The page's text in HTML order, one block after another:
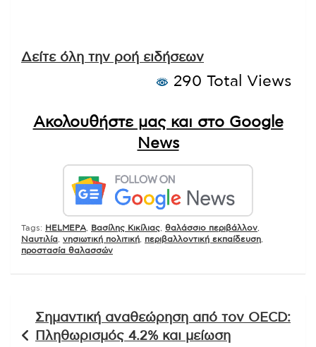
Δείτε όλη την ροή ειδήσεων
290 Total Views
Ακολουθήστε μας και στο Google
News
Tags: HELMEPA Βασίλης Κικίλιας θαλάσσιο περιβάλλον
Ναυτιλία νησιωτική πολιτική περιβαλλοντική εκπαίδευση
προστασία θαλασσών
άρθρων
Σημαντική αναθεώρηση από τον OECD:
Πληθωρισμός 4.2% και μείωση